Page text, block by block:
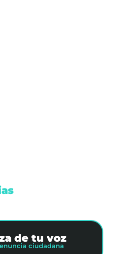
de tu voz
ciudadana